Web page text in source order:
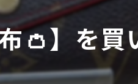
👛】を